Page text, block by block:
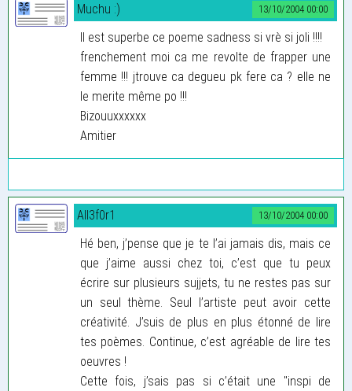
13/10/2004 00:00
Muchu :)
Il est superbe ce poeme sadness si vrè si joli !!!!
frenchement moi ca me revolte de frapper une
femme !!! jtrouve ca degueu pk fere ca ? elle ne
le merite même po !!!
Bizouuxxxxxx
Amitier
13/10/2004 00:00
All3f0r1
Hé ben, j’pense que je te l’ai jamais dis, mais ce
que j’aime aussi chez toi, c’est que tu peux
écrire sur plusieurs sujjets, tu ne restes pas sur
un seul thème. Seul l’artiste peut avoir cette
créativité. J’suis de plus en plus étonné de lire
tes poèmes. Continue, c’est agréable de lire tes
oeuvres !
Cette fois, j’sais pas si c’était une "inspi de